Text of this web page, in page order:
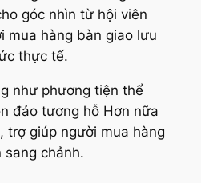
góc nhìn từ hội viên
mua hàng bàn giao lưu
thực tế.
như phương tiện thể
đảo tương hỗ Hơn nữa
trợ giúp người mua hàng
chảnh.